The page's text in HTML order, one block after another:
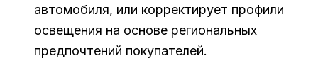
автомобиля, или корректирует профили
освещения на основе региональных
предпочтений покупателей.